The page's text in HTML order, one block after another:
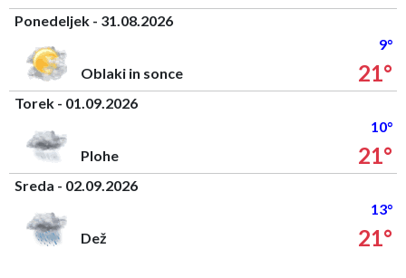
Ponedeljek - 31.08.2026
9°
Oblaki in sonce
21°
Torek - 01.09.2026
10°
Plohe
21°
Sreda - 02.09.2026
13°
Dež
21°